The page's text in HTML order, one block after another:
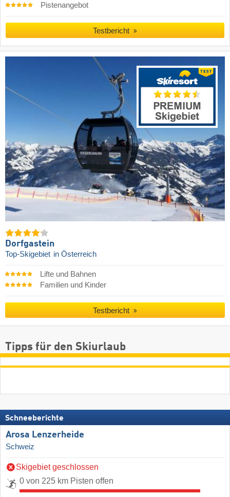
Pistenangebot
Testbericht
Dorfgastein
Top-Skigebiet in Österreich
Lifte und Bahnen
Familien und Kinder
Testbericht
Tipps für den Skiurlaub
Schneeberichte
Arosa Lenzerheide
Schweiz
Skigebiet geschlossen
0 von 225 km Pisten offen